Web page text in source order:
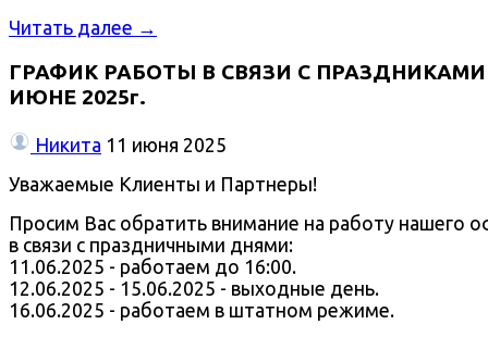
Читать далее →
ГРАФИК РАБОТЫ В СВЯЗИ С ПРАЗДНИКАМИ
ИЮНЕ 2025г.
Никита 11 июня 2025
Уважаемые Клиенты и Партнеры!
Просим Вас обратить внимание на работу нашего
в связи с праздничными днями:
11.06.2025 - работаем до 16:00.
12.06.2025 - 15.06.2025 - выходные день.
16.06.2025 - работаем в штатном режиме.